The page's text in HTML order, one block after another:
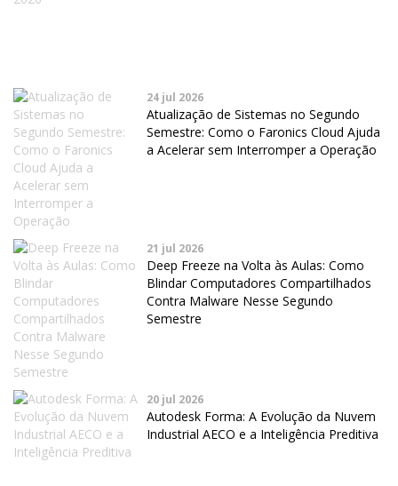
24 jul 2026
Atualização de Sistemas no Segundo
Semestre: Como o Faronics Cloud Ajuda
a Acelerar sem Interromper a Operação
21 jul 2026
Deep Freeze na Volta às Aulas: Como
Blindar Computadores Compartilhados
Contra Malware Nesse Segundo
Semestre
20 jul 2026
Autodesk Forma: A Evolução da Nuvem
Industrial AECO e a Inteligência Preditiva